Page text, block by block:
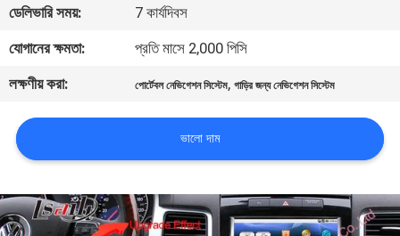
মান
নিয়ন্ত্রণ
করুন
খবর
ডেলিভারি সময়:
7 কার্যদিবস
যোগানের ক্ষমতা:
প্রতি মাসে 2,000 পিসি
লক্ষণীয় করা:
পোর্টেবল নেভিগেশন সিস্টেম,গাড়ির জন্য নেভিগেশন সিস্টেম
ভালো দাম